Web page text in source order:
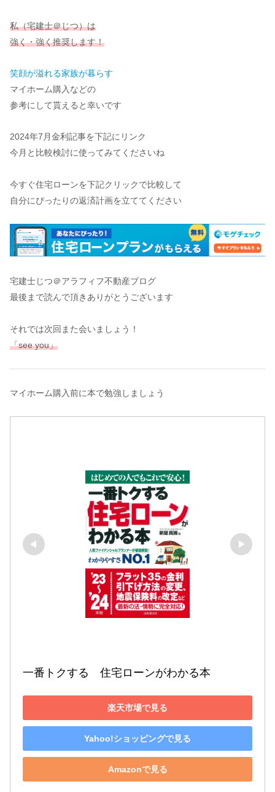
私（宅建士＠じつ）は
強く・強く推奨します！
笑顔が溢れる家族が暮らす
マイホーム購入などの
参考にして貰えると幸いです
2024年7月金利記事を下記にリンク
今月と比較検討に使ってみてくださいね
今すぐ住宅ローンを下記クリックで比較して
自分にぴったりの返済計画を立ててください
宅建士じつ＠アラフィフ不動産ブログ
最後まで読んで頂きありがとうございます
それでは次回また会いましょう！
「see you」
マイホーム購入前に本で勉強しましょう
一番トクする　住宅ローンがわかる本
楽天市場で見る
Yahoo!ショッピングで見る
Amazonで見る